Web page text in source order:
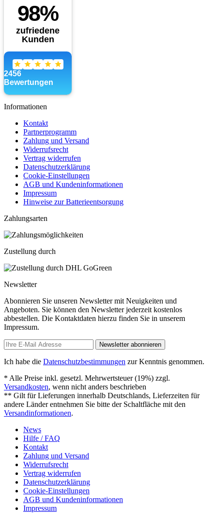
Informationen
Kontakt
Partnerprogramm
Zahlung und Versand
Widerrufsrecht
Vertrag widerrufen
Datenschutzerklärung
Cookie-Einstellungen
AGB und Kundeninformationen
Impressum
Hinweise zur Batterieentsorgung
Zahlungsarten
Zustellung durch
Newsletter
Abonnieren Sie unseren Newsletter mit Neuigkeiten und
Angeboten. Sie können den Newsletter jederzeit kostenlos
abbestellen. Die Kontaktdaten hierzu finden Sie in unserem
Impressum.
Newsletter abonnieren
Ich habe die Datenschutzbestimmungen zur Kenntnis genommen.
* Alle Preise inkl. gesetzl. Mehrwertsteuer (19%) zzgl.
Versandkosten, wenn nicht anders beschrieben
** Gilt für Lieferungen innerhalb Deutschlands, Lieferzeiten für
andere Länder entnehmen Sie bitte der Schaltfläche mit den
Versandinformationen.
News
Hilfe / FAQ
Kontakt
Zahlung und Versand
Widerrufsrecht
Vertrag widerrufen
Datenschutzerklärung
Cookie-Einstellungen
AGB und Kundeninformationen
Impressum